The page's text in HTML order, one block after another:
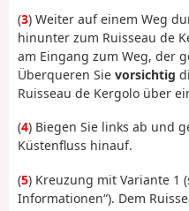
(3) Weiter auf einem Weg
hinunter zum Ruisseau de
am Eingang zum Weg, der
Überqueren Sie vorsichtig
Ruisseau de Kergolo über
(4) Biegen Sie links ab und
Küstenfluss hinauf.
(5) Kreuzung mit Variante 1
Informationen“). Dem